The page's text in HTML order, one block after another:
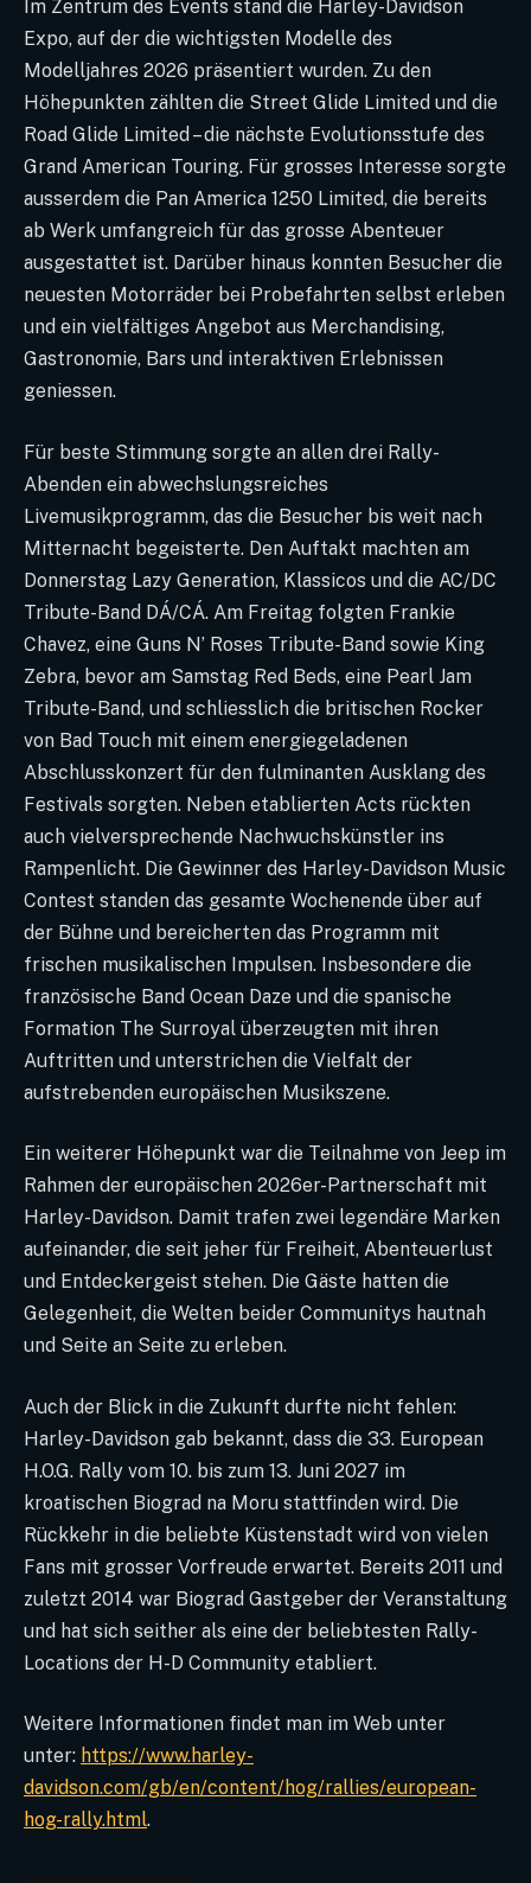
Im Zentrum des Events stand die Harley-Davidson
Expo, auf der die wichtigsten Modelle des
Modelljahres 2026 präsentiert wurden. Zu den
Höhepunkten zählten die Street Glide Limited und die
Road Glide Limited – die nächste Evolutionsstufe des
Grand American Touring. Für grosses Interesse sorgte
ausserdem die Pan America 1250 Limited, die bereits
ab Werk umfangreich für das grosse Abenteuer
ausgestattet ist. Darüber hinaus konnten Besucher die
neuesten Motorräder bei Probefahrten selbst erleben
und ein vielfältiges Angebot aus Merchandising,
Gastronomie, Bars und interaktiven Erlebnissen
geniessen.
Für beste Stimmung sorgte an allen drei Rally-
Abenden ein abwechslungsreiches
Livemusikprogramm, das die Besucher bis weit nach
Mitternacht begeisterte. Den Auftakt machten am
Donnerstag Lazy Generation, Klassicos und die AC/DC
Tribute-Band DÁ/CÁ. Am Freitag folgten Frankie
Chavez, eine Guns N’ Roses Tribute-Band sowie King
Zebra, bevor am Samstag Red Beds, eine Pearl Jam
Tribute-Band, und schliesslich die britischen Rocker
von Bad Touch mit einem energiegeladenen
Abschlusskonzert für den fulminanten Ausklang des
Festivals sorgten. Neben etablierten Acts rückten
auch vielversprechende Nachwuchskünstler ins
Rampenlicht. Die Gewinner des Harley-Davidson Music
Contest standen das gesamte Wochenende über auf
der Bühne und bereicherten das Programm mit
frischen musikalischen Impulsen. Insbesondere die
französische Band Ocean Daze und die spanische
Formation The Surroyal überzeugten mit ihren
Auftritten und unterstrichen die Vielfalt der
aufstrebenden europäischen Musikszene.
Ein weiterer Höhepunkt war die Teilnahme von Jeep im
Rahmen der europäischen 2026er-Partnerschaft mit
Harley-Davidson. Damit trafen zwei legendäre Marken
aufeinander, die seit jeher für Freiheit, Abenteuerlust
und Entdeckergeist stehen. Die Gäste hatten die
Gelegenheit, die Welten beider Communitys hautnah
und Seite an Seite zu erleben.
Auch der Blick in die Zukunft durfte nicht fehlen:
Harley-Davidson gab bekannt, dass die 33. European
H.O.G. Rally vom 10. bis zum 13. Juni 2027 im
kroatischen Biograd na Moru stattfinden wird. Die
Rückkehr in die beliebte Küstenstadt wird von vielen
Fans mit grosser Vorfreude erwartet. Bereits 2011 und
zuletzt 2014 war Biograd Gastgeber der Veranstaltung
und hat sich seither als eine der beliebtesten Rally-
Locations der H-D Community etabliert.
Weitere Informationen findet man im Web unter
unter: https://www.harley-
davidson.com/gb/en/content/hog/rallies/european-
hog-rally.html.